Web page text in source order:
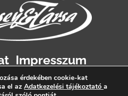
Impresszum
érdekében cookie-kat
el az Adatkezelési tájékoztató a